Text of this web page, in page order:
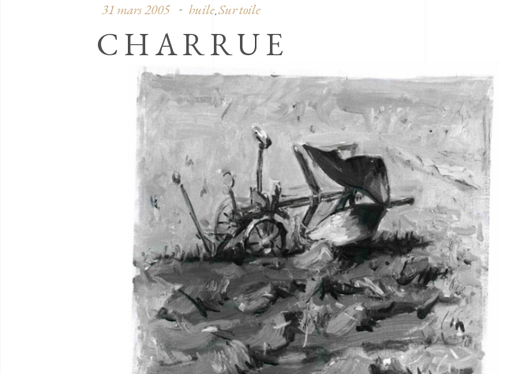
31 mars 2005 huile, Sur toile
CHARRUE